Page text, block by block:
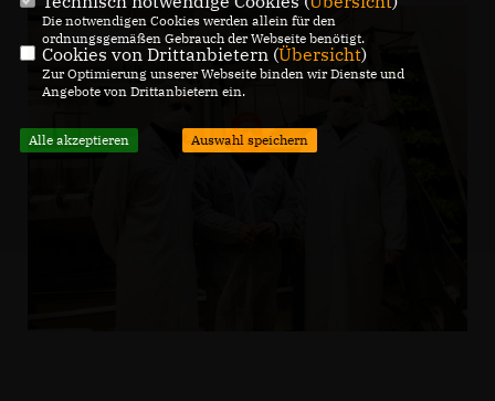
Die notwendigen Cookies werden allein für den
ordnungsgemäßen Gebrauch der Webseite benötigt.
Cookies von Drittanbietern (Übersicht)
Zur Optimierung unserer Webseite binden wir Dienste und
Angebote von Drittanbietern ein.
Alle akzeptieren Auswahl speichern